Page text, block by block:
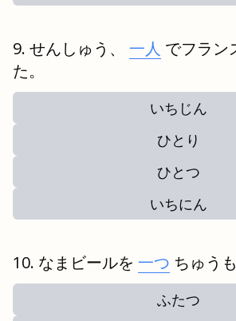
せんしゅう、 一人 でフラン
た。
いちじん
ひとり
ひとつ
いちにん
なまビールを 一つ ちゅう
ふたつ